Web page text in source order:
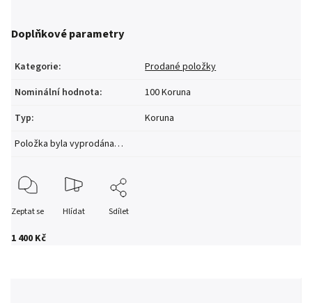
1 400 Kč
Doplňkové parametry
Kategorie:
Prodané položky
Nominální hodnota:
100 Koruna
Typ:
Koruna
Položka byla vyprodána…
Zeptat se Hlídat Sdílet